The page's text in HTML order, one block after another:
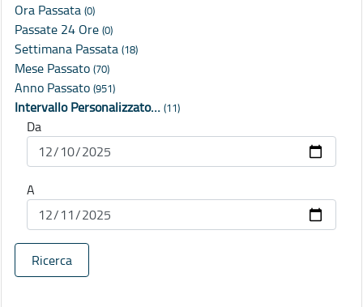
Ora Passata (0)
Passate 24 Ore (0)
Settimana Passata (18)
Mese Passato (70)
Anno Passato (951)
Intervallo Personalizzato… (11)
Da
A
Ricerca